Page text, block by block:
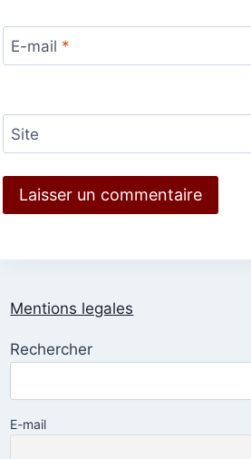
E-mail *
Site
Mentions legales
Rechercher
E-mail